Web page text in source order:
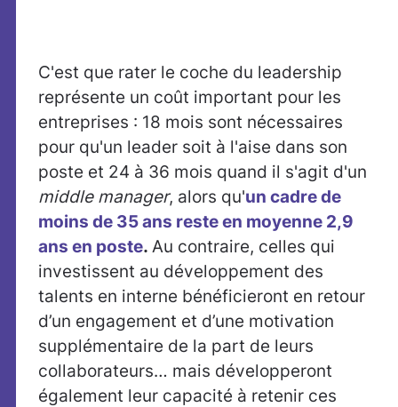
C'est que rater le coche du leadership
représente un coût important pour les
entreprises : 18 mois sont nécessaires
pour qu'un leader soit à l'aise dans son
poste et 24 à 36 mois quand il s'agit d'un
middle manager, alors qu'un cadre de
moins de 35 ans reste en moyenne 2,9
ans en poste. Au contraire, celles qui
investissent au développement des
talents en interne bénéficieront en retour
d’un engagement et d’une motivation
supplémentaire de la part de leurs
collaborateurs… mais développeront
également leur capacité à retenir ces